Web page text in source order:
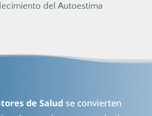
del Autoestima
de Salud se convierten